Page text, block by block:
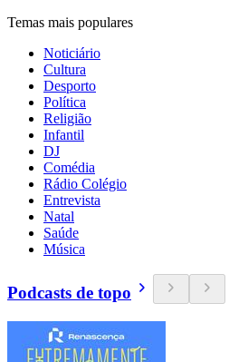
Temas mais populares
Noticiário
Cultura
Desporto
Política
Religião
Infantil
DJ
Comédia
Rádio Colégio
Entrevista
Natal
Saúde
Música
Podcasts de topo